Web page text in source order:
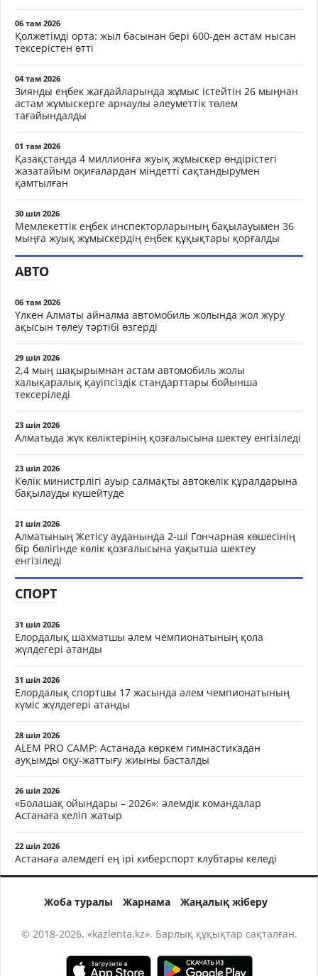
06 там 2026
Қолжетімді орта: жыл басынан бері 600-ден астам нысан
тексерістен өтті
04 там 2026
Зиянды еңбек жағдайларында жұмыс істейтін 26 мыңнан
астам жұмыскерге арнаулы әлеуметтік төлем
тағайындалды
01 там 2026
Қазақстанда 4 миллионға жуық жұмыскер өндірістегі
жазатайым оқиғалардан міндетті сақтандырумен
қамтылған
30 шіл 2026
Мемлекеттік еңбек инспекторларының бақылауымен 36
мыңға жуық жұмыскердің еңбек құқықтары қорғалды
АВТО
06 там 2026
Үлкен Алматы айналма автомобиль жолында жол жүру
ақысын төлеу тәртібі өзгерді
29 шіл 2026
2,4 мың шақырымнан астам автомобиль жолы
халықаралық қауіпсіздік стандарттары бойынша
тексеріледі
23 шіл 2026
Алматыда жүк көліктерінің қозғалысына шектеу енгізіледі
23 шіл 2026
Көлік министрлігі ауыр салмақты автокөлік құралдарына
бақылауды күшейтуде
21 шіл 2026
Алматының Жетісу ауданында 2-ші Гончарная көшесінің
бір бөлігінде көлік қозғалысына уақытша шектеу
енгізіледі
СПОРТ
31 шіл 2026
Елордалық шахматшы әлем чемпионатының қола
жүлдегері атанды
31 шіл 2026
Елордалық спортшы 17 жасында әлем чемпионатының
күміс жүлдегері атанды
28 шіл 2026
ALEM PRO CAMP: Астанада көркем гимнастикадан
ауқымды оқу-жаттығу жиыны басталды
26 шіл 2026
«Болашақ ойындары – 2026»: әлемдік командалар
Астанаға келіп жатыр
22 шіл 2026
Астанаға әлемдегі ең ірі киберспорт клубтары келеді
Жоба туралы Жарнама Жаңалық жіберу
© 2018-2026, «kazlenta.kz». Барлық құқықтар сақталған.